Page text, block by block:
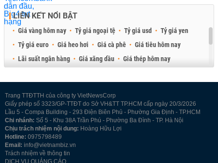
LIÊN KẾT NỔI BẬT
Giá vàng hôm nay Tỷ giá ngoại tệ Tỷ giá usd
Tỷ giá yen
Tỷ giá euro
Giá heo hơi Giá cà phê
Giá tiêu hôm nay
Lãi suất ngân hàng
Giá xăng dầu
Giá thép hôm nay
Trang TTĐTTH của công ty VietNewsCorp
Giấy phép số 3323/GP-TTĐT do Sở VH&TT TP.HCM cấp ngày 20/3/2026
Lầu 5 - Compa Building - 293 Điện Biên Phủ - Phường Gia Định - TP.HCM
Chi nhánh: Số 5 - Khu 38A Trần Phú - Phường Ba Đình - TP. Hà Nội
Chịu trách nhiệm nội dung: Hoàng Hữu Lợi
Hotline: 0975798489
Email: info@vietnambiz.vn
Trách nhiệm về thông tin
DỊCH VỤ QUẢNG CÁO